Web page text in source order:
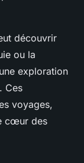
découvrir
ou la
exploration
Ces
voyages,
cœur des